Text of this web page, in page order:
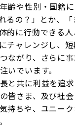
齢や性別・国籍
るの？」とか、
的に行動できる
チャレンジし、
がり、さらに
いでいます。
と共に利益を追
さま、及び社会
持ちや、ユニー